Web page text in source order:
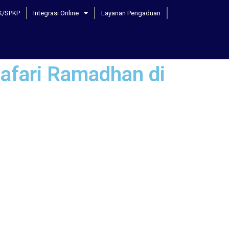
SPKP Integrasi Online Layanan Pengaduan
Ramadhan di